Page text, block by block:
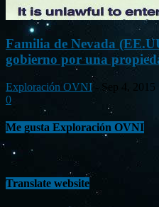
Familia de Nevada
gobierno por una
Exploración OVNI - Sep 4, 2015
0
Me gusta Exploración OVNI
Translate website